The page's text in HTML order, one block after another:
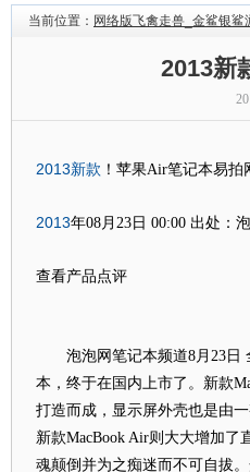
当前位置： 网络版飞禽走兽_金鲨银鲨
2013新
2013新款 ！苹果Air笔记本易拍
2013年08月23日 00:00 出处：
查看产品点评
泡泡网笔记本频道8月23日
本，终于在国内上市了。新款
打造而成，显示屏外壳也是由
新款MacBook Air则大大增加
魂颠倒并为之痴迷而不可自拔